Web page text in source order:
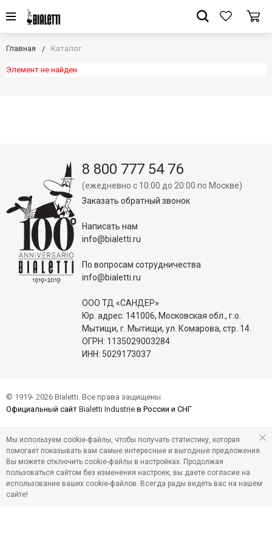
Главная Каталог
Элемент не найден
8 800 777 54 76
(ежедневно с 10:00 до 20:00 по Москве)
Заказать обратный звонок
Написать нам
info@bialetti.ru
По вопросам сотрудничества
info@bialetti.ru
ООО ТД «САНДЕР»
Юр. адрес: 141006, Московская обл., г.о.
Мытищи, г. Мытищи, ул. Комарова, стр. 14.
ОГРН: 1135029003284
ИНН: 5029173037
© 1919- 2026 Bialetti. Все права защищены
Официальный сайт Bialetti Industrie в России и СНГ
Мы используем cookie-файлы, чтобы получать статистику, которая
помогает показывать вам самые интересные и выгодные предложения.
Вы можете отключить cookie-файлы в настройках. Продолжая
пользоваться сайтом без изменения настроек, вы даете согласие на
использование ваших cookie-файлов. Всегда рады видеть вас на нашем
сайте!